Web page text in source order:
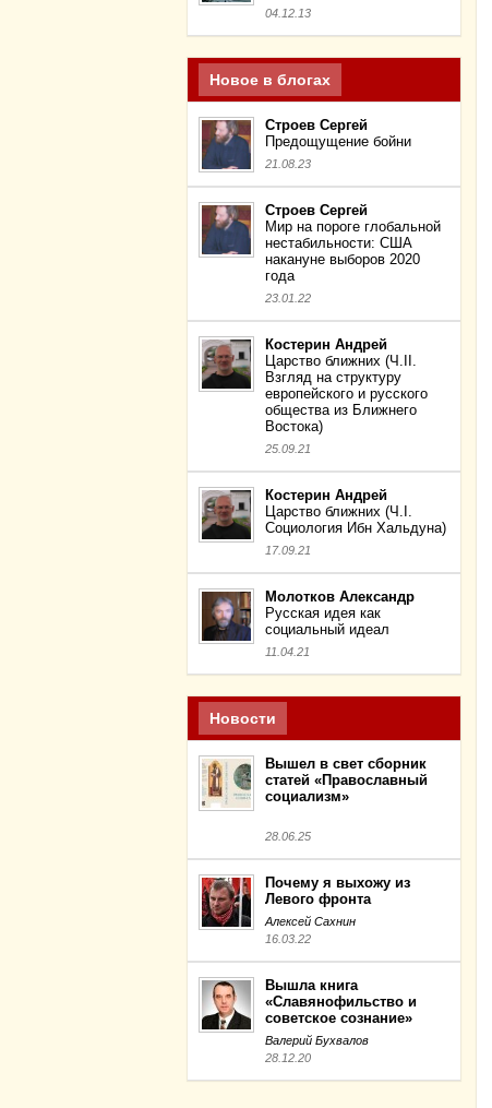
04.12.13
Новое в блогах
Строев Сергей
Предощущение бойни
21.08.23
Строев Сергей
Мир на пороге глобальной
нестабильности: США
накануне выборов 2020
года
23.01.22
Костерин Андрей
Царство ближних (Ч.II.
Взгляд на структуру
европейского и русского
общества из Ближнего
Востока)
25.09.21
Костерин Андрей
Царство ближних (Ч.I.
Социология Ибн Хальдуна)
17.09.21
Молотков Александр
Русская идея как
социальный идеал
11.04.21
Новости
Вышел в свет сборник
статей «Православный
социализм»
28.06.25
Почему я выхожу из
Левого фронта
Алексей Сахнин
16.03.22
Вышла книга
«Славянофильство и
советское сознание»
Валерий Бухвалов
28.12.20